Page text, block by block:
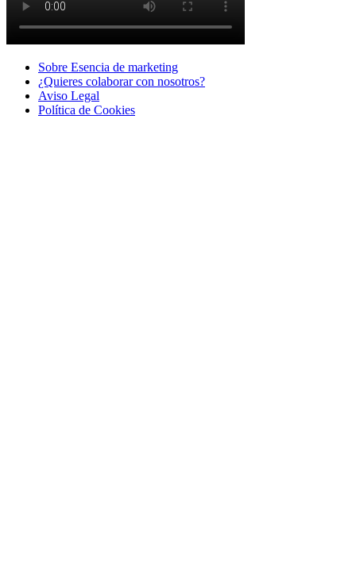
Sobre Esencia de marketing
¿Quieres colaborar con nosotros?
Aviso Legal
Polí­tica de Cookies